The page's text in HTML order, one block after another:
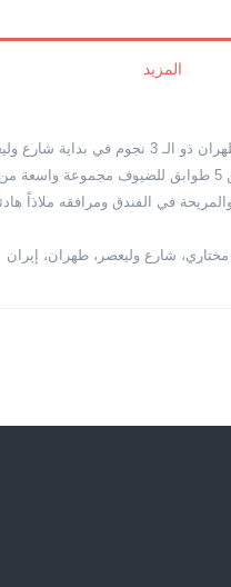
المزيد
في الفندق ومرافقه ملاذاً هادئاً
شارع وليعصر، طهران، إيران